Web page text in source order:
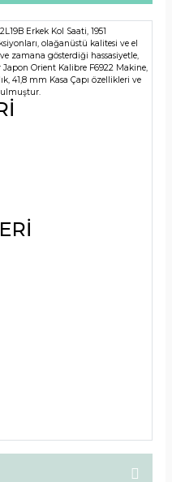
Erkek Kol Saati, 1951
olağanüstü kalitesi ve el
zamana gösterdiği hassasiyetle,
Orient Kalibre F6922 Makine,
41,8 mm Kasa Çapı özellikleri ve